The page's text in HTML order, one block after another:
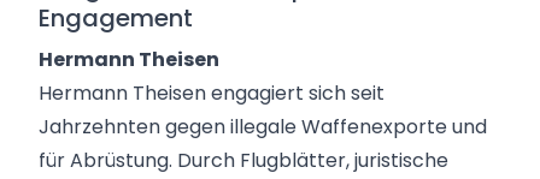
Engagement
Hermann Theisen
Hermann Theisen engagiert sich seit
Jahrzehnten gegen illegale Waffenexporte und
für Abrüstung. Durch Flugblätter, juristische